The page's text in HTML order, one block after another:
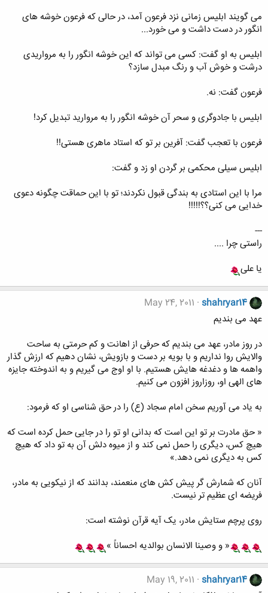
می گویند ابلیس زمانی نزد فرعون آمد، در حالی که فرعون خوشه های
انگور در دست داشت و می خورد...
ابلیس به او گفت: کسی می تواند که این خوشه انگور را به مرواریدی
درشت و خوش آب و رنگ مبدل سازد؟
فرعون گفت: نه.
ابلیس با جادوگری و سحر آن خوشه انگور را به مروارید تبدیل کرد!
فرعون با تعجب گفت: آفرین بر تو که استاد ماهری هستی!!
ابلیس سیلی محکمی بر گردن او زد و گفت:
مرا با این استادی به بندگی قبول نکردند؛ تو با این حماقت چگونه دعوی
خدایی می کنی؟؟!!!!!
---
راستی چرا ....
یا علی
shahryar14
May 24, 2011
عهد می بندیم
در روز مادر، عهد می بندیم که حرفی از اهانت و کم حرمتی به ساحت
والایش روا نداریم و با بویه بر دست و بازویش، نشان دهیم که ارزش گذار
واهمه ها و دغدغه هایش هستیم. با او اوج می گیریم و به اندوخته جایزه
های الهی او، روزاروز افزون می کنیم.
به یاد می آوریم سخن امام سجاد (ع) را در حق شناسی او که فرمود:
« حق مادرت بر تو این است که بدانی او تو را در جایی حمل کرده است که
هیچ کس، دیگری را حمل نمی کند و از میوه دلش آن به تو داد که هیچ
کس به دیگری نمی دهد.»
آنان که شمارش گر پیش کش های منعمند، بدانند که از نیکویی به مادر،
فریضه ای عظیم تر نیست.
روی پرچم ستایش مادر، یک آیه قرآن نوشته است:
« و وصینا الانسان بوالدیه احساناً »
shahryar14
May 19, 2011